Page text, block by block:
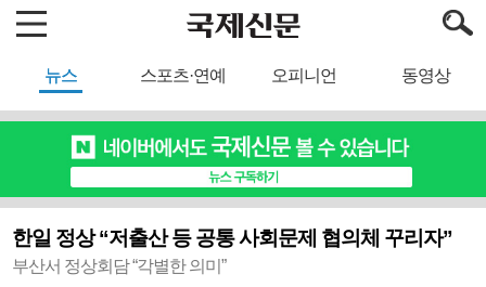
뉴스 스포츠·연예 오피니언 동영상
한일 정상 “저출산 등 공통 사회문제 협의체 꾸리자”
부산서 정상회담 “각별한 의미”